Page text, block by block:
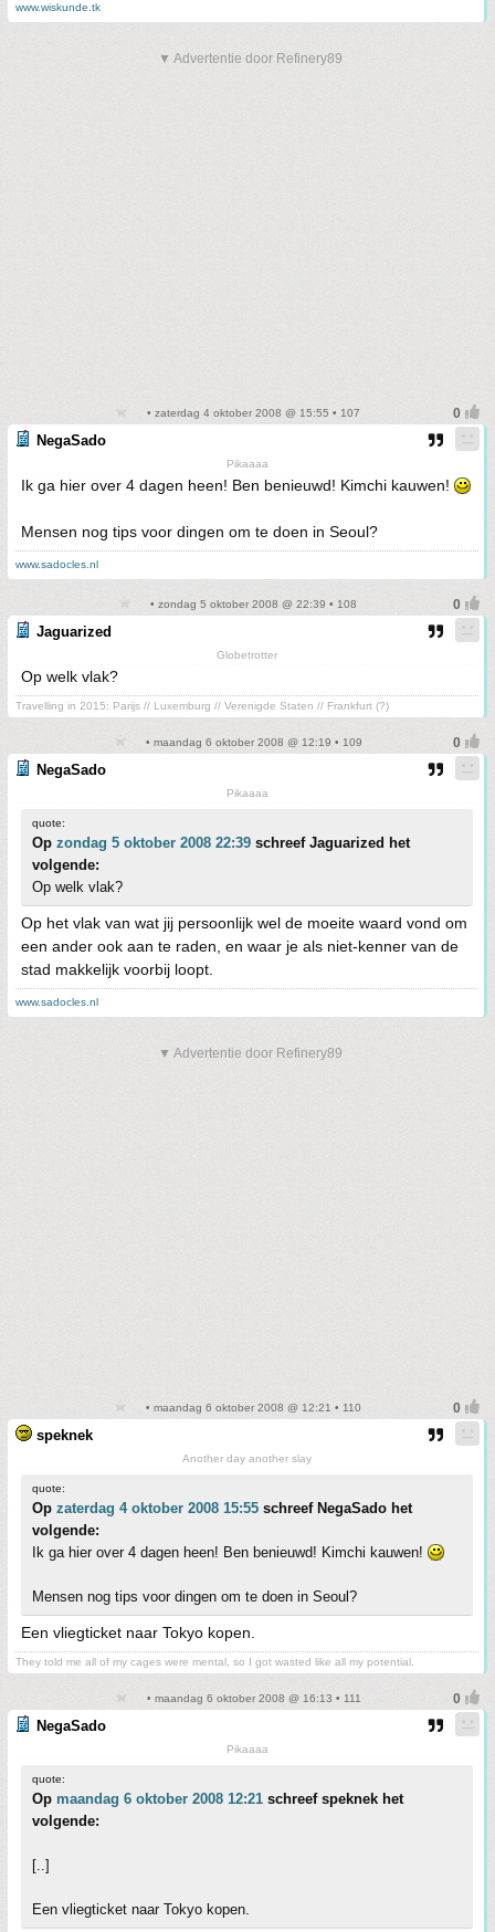
www.wiskunde.tk
▼ Advertentie door Refinery89
• zaterdag 4 oktober 2008 @ 15:55 • 107
NegaSado
Pikaaaa
Ik ga hier over 4 dagen heen! Ben benieuwd! Kimchi kauwen!
Mensen nog tips voor dingen om te doen in Seoul?
www.sadocles.nl
• zondag 5 oktober 2008 @ 22:39 • 108
Jaguarized
Globetrotter
Op welk vlak?
Travelling in 2015: Parijs // Luxemburg // Verenigde Staten // Frankfurt (?)
• maandag 6 oktober 2008 @ 12:19 • 109
NegaSado
Pikaaaa
quote:
Op zondag 5 oktober 2008 22:39 schreef Jaguarized het
volgende:
Op welk vlak?
Op het vlak van wat jij persoonlijk wel de moeite waard vond om
een ander ook aan te raden, en waar je als niet-kenner van de
stad makkelijk voorbij loopt.
www.sadocles.nl
▼ Advertentie door Refinery89
• maandag 6 oktober 2008 @ 12:21 • 110
speknek
Another day another slay
quote:
Op zaterdag 4 oktober 2008 15:55 schreef NegaSado het
volgende:
Ik ga hier over 4 dagen heen! Ben benieuwd! Kimchi kauwen!
Mensen nog tips voor dingen om te doen in Seoul?
Een vliegticket naar Tokyo kopen.
They told me all of my cages were mental, so I got wasted like all my potential.
• maandag 6 oktober 2008 @ 16:13 • 111
NegaSado
Pikaaaa
quote:
Op maandag 6 oktober 2008 12:21 schreef speknek het
volgende:
[..]
Een vliegticket naar Tokyo kopen.